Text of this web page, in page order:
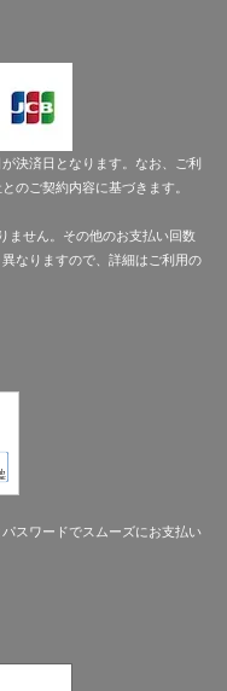
決済日となります。なお、ご利
のご契約内容に基づきます。
ません。その他のお支払い回数
なりますので、詳細はご利用の
スワードでスムーズにお支払い